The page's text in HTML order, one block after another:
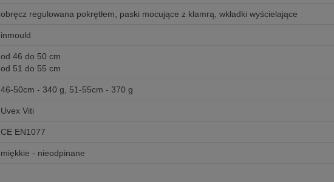
obręcz regulowana pokrętłem, paski mocujące z klamrą, wkładki wyścielające
inmould
od 46 do 50 cm
od 51 do 55 cm
46-50cm - 340 g, 51-55cm - 370 g
Uvex Viti
CE EN1077
miękkie - nieodpinane